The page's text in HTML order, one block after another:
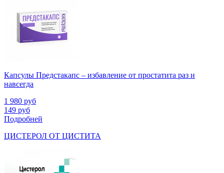
Капсулы Предстакапс – избавление от простатита раз и
навсегда
1 980 руб
149 руб
Подробней
ЦИСТЕРОЛ ОТ ЦИСТИТА